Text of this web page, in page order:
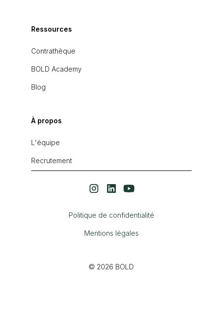
Ressources
Contrathèque
BOLD Academy
Blog
À propos
L'équipe
Recrutement
© 2026 BOLD
Politique de confidentialité
Mentions légales